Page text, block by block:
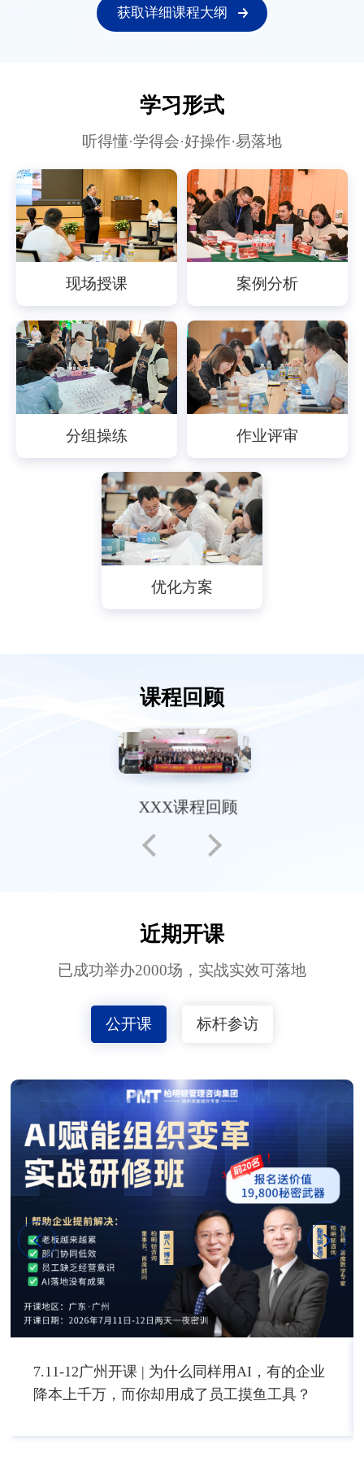
获取详细课程大纲
学习形式
听得懂·学得会·好操作·易落地
现场授课 案例分析
分组操练 作业评审
优化方案
课程回顾
XXX课程回顾
近期开课
已成功举办2000场，实战实效可落地
公开课 标杆参访
7.11-12广州开课 | 为什么同样用AI，有的企业
降本上千万，而你却用成了员工摸鱼工具？